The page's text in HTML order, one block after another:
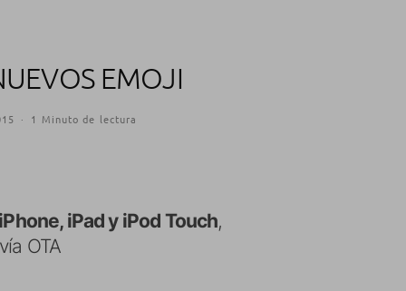
EMOJI
· 1 Minuto de lectura
iPad y iPod Touch,
OTA